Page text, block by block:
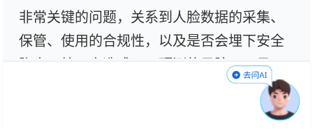
非常关键的问题，关系到人脸数据的采集、
保管、使用的合规性，以及是否会埋下安全
隐患，给用户造成不可预测的风险。可见，
对于人脸数据的非法买卖，应引起监管部门
的高度重视，尽快介入调查，制止此类违法